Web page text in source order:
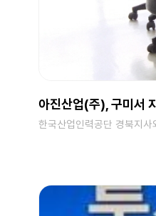
아진산업(주), 구미서
한국산업인력공단 경북지